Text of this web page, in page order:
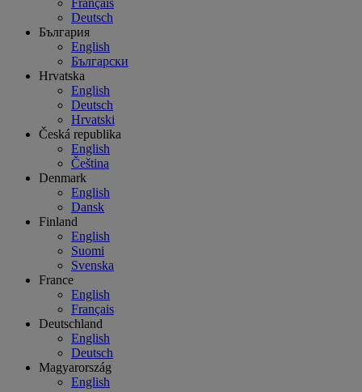
Français
Deutsch
България
English
Български
Hrvatska
English
Deutsch
Hrvatski
Česká republika
English
Čeština
Denmark
English
Dansk
Finland
English
Suomi
Svenska
France
English
Français
Deutschland
English
Deutsch
Magyarország
English